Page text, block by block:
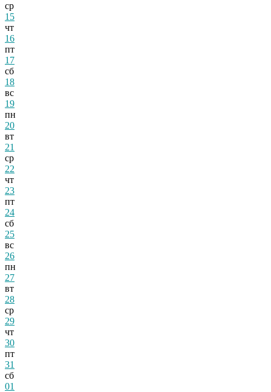
ср
15
чт
16
пт
17
сб
18
вс
19
пн
20
вт
21
ср
22
чт
23
пт
24
сб
25
вс
26
пн
27
вт
28
ср
29
чт
30
пт
31
сб
01